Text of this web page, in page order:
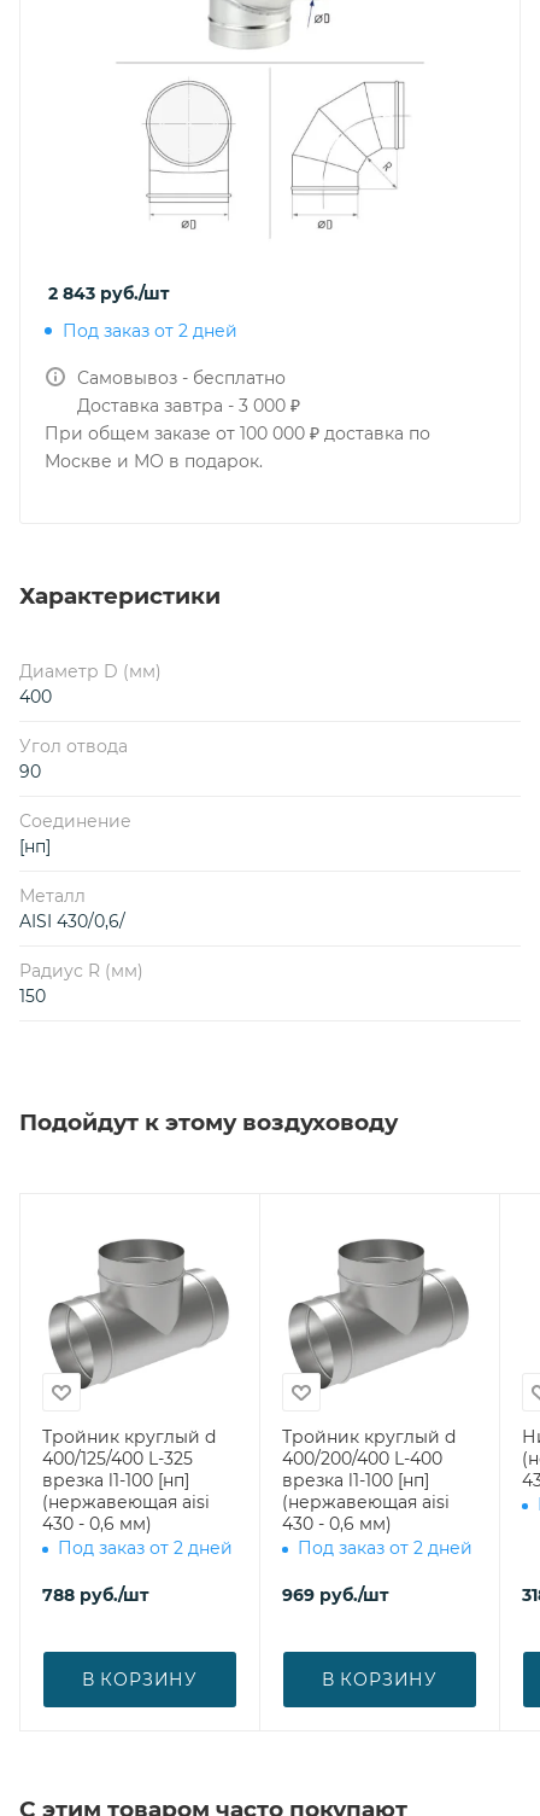
2 843 руб./шт
Под заказ от 2 дней
Самовывоз - бесплатно
Доставка завтра - 3 000 ₽
При общем заказе от 100 000 ₽ доставка по
Москве и МО в подарок.
Характеристики
Диаметр D (мм)
400
Угол отвода
90
Соединение
[нп]
Металл
AISI 430/0,6/
Радиус R (мм)
150
Подойдут к этому воздуховоду
Тройник круглый d
400/125/400 L-325
врезка l1-100 [нп]
(нержавеющая aisi
430 - 0,6 мм)
Под заказ от 2 дней
788 руб./шт
В КОРЗИНУ
Тройник круглый d
400/200/400 L-400
врезка l1-100 [нп]
(нержавеющая aisi
430 - 0,6 мм)
Под заказ от 2 дней
969 руб./шт
В КОРЗИНУ
С этим товаром часто покупают